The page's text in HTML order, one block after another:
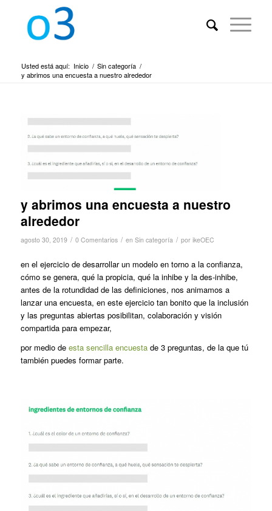
Usted está aquí: Inicio / Sin categoría /
y abrimos una encuesta a nuestro alrededor
y abrimos una encuesta a nuestro
alrededor
agosto 30, 2019 / 0 Comentarios / en Sin categoría / por ikeOEC
en el ejercicio de desarrollar un modelo en torno a la confianza,
cómo se genera, qué la propicia, qué la inhibe y la des-inhibe,
antes de la rotundidad de las definiciones, nos animamos a
lanzar una encuesta, en este ejercicio tan bonito que la inclusión
y las preguntas abiertas posibilitan, colaboración y visión
compartida para empezar,
por medio de esta sencilla encuestade 3 preguntas, de la que tú
también puedes formar parte.